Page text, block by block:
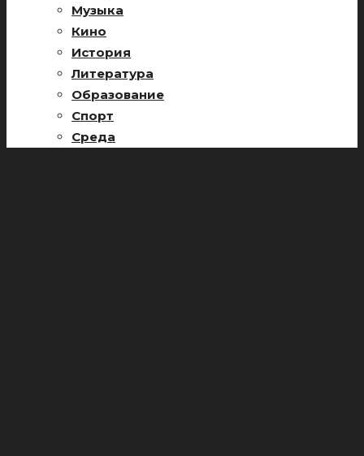
Музыка
Кино
История
Литература
Образование
Спорт
Среда